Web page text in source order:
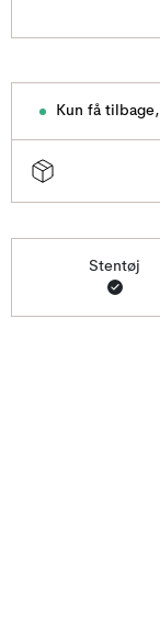
Kun få tilbage,
Stentøj